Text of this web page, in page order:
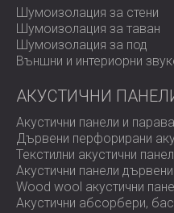
Клиентът потвърди, че
на всички очаквания.
посрещне нови ученици в
ясна комуникация и
си стая или учебно
DECIBEL проектира и
акустични решения за
университети.Свържете
Шумоизолация за стени
Шумоизолация за таван
Шумоизолация за под
Външни и интериорни
АКУСТИЧНИ
Акустични панели и
Дървени перфорирани
Текстилни акустични
Акустични панели
Wood wool акустични
Акустични абсорбери,